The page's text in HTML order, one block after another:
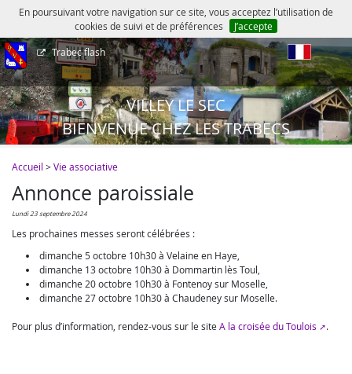
En poursuivant votre navigation sur ce site, vous acceptez l’utilisation de
cookies de suivi et de préférences
J’accepte
Trabec flash
VILLEY LE SEC
BIENVENUE CHEZ LES TRABECS
Accueil >Vie associative
Annonce paroissiale
lundi 23 septembre 2024
Les prochaines messes seront célébrées :
dimanche 5 octobre 10h30 à Velaine en Haye,
dimanche 13 octobre 10h30 à Dommartin lès Toul,
dimanche 20 octobre 10h30 à Fontenoy sur Moselle,
dimanche 27 octobre 10h30 à Chaudeney sur Moselle.
Pour plus d’information, rendez-vous sur le site A la croisée du Toulois .